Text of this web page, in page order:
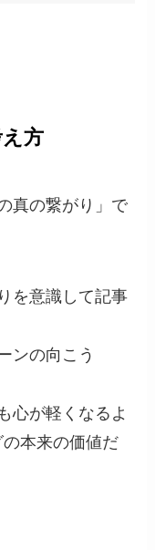
方
真の繋がり」で
を意識して記事
ンの向こう
心が軽くなるよ
本来の価値だ